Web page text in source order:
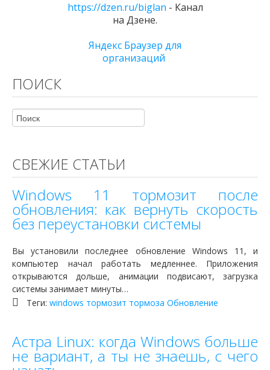
https://dzen.ru/biglan - Канал
на Дзене.
Яндекс Браузер для
организаций
ПОИСК
СВЕЖИЕ СТАТЬИ
Windows 11 тормозит после
обновления: как вернуть скорость
без переустановки системы
Вы установили последнее обновление Windows 11, и
компьютер начал работать медленнее. Приложения
открываются дольше, анимации подвисают, загрузка
системы занимает минуты…
Теги: windows тормозит тормоза Обновление
Астра Linux: когда Windows больше
не вариант, а ты не знаешь, с чего